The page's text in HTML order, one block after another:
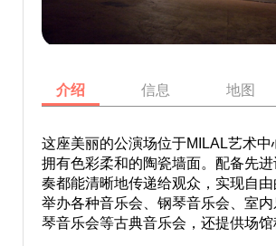
介绍 信息 地图
这座美丽的公演场位于MILAL艺术中
拥有色彩柔和的陶瓷墙面。配备先
奏都能清晰地传递给观众，实现自
举办各种音乐会、钢琴音乐会、室
琴音乐会等古典音乐会，还提供场馆